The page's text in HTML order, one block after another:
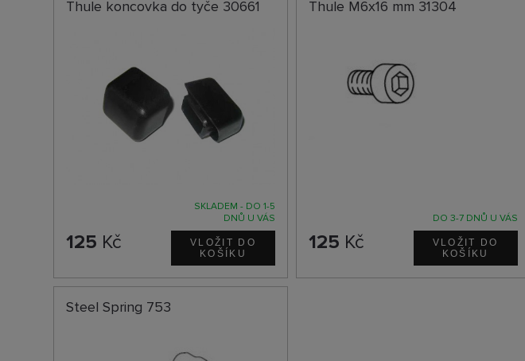
Thule koncovka do tyče 30661
SKLADEM - DO 1-5
DNŮ U VÁS
125 Kč
Thule M6x16 mm 31304
DO 3-7 DNŮ U VÁS
125 Kč
Steel Spring 753